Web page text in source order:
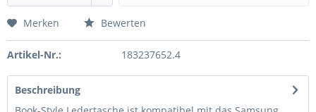
Merken Bewerten
Artikel-Nr.: 183237652.4
Beschreibung